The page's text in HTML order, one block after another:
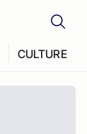
CULTURE